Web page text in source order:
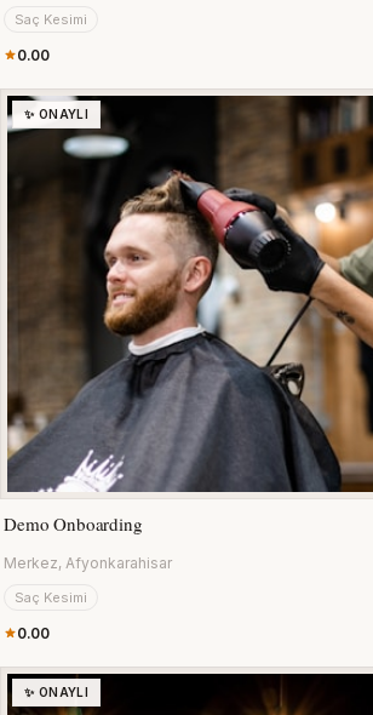
Saç Kesimi
0.00
✨ ONAYLI
Demo Onboarding
Merkez, Afyonkarahisar
Saç Kesimi
0.00
✨ ONAYLI